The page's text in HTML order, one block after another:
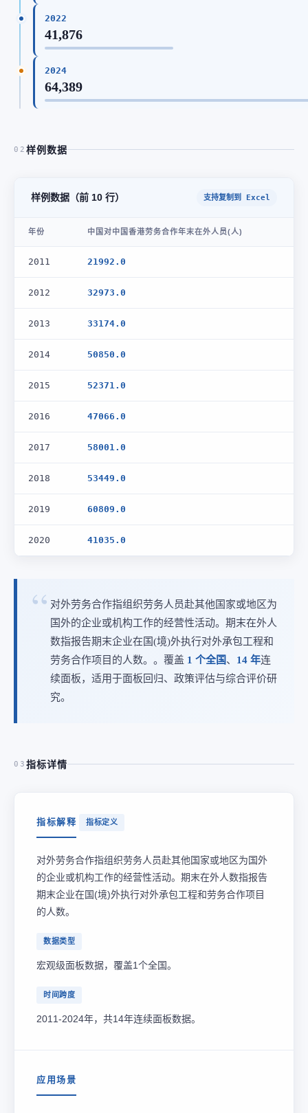
2022
41,876
2024
64,389
02 样例数据
样例数据（前 10 行） 支持复制到 Excel
年份 中国对中国香港劳务合作年末在外人员(人)
2011 21992.0
2012 32973.0
2013 33174.0
2014 50850.0
2015 52371.0
2016 47066.0
2017 58001.0
2018 53449.0
2019 60809.0
2020 41035.0
对外劳务合作指组织劳务人员赴其他国家或地区为
国外的企业或机构工作的经营性活动。期末在外人
数指报告期末企业在国(境)外执行对外承包工程和
劳务合作项目的人数。。覆盖 1 个全国、 14 年连
续面板，适用于面板回归、政策评估与综合评价研
究。
03 指标详情
指标解释 指标定义
对外劳务合作指组织劳务人员赴其他国家或地区为国外
的企业或机构工作的经营性活动。期末在外人数指报告
期末企业在国(境)外执行对外承包工程和劳务合作项目
的人数。
数据类型
宏观级面板数据，覆盖1个全国。
时间跨度
2011-2024年，共14年连续面板数据。
应用场景